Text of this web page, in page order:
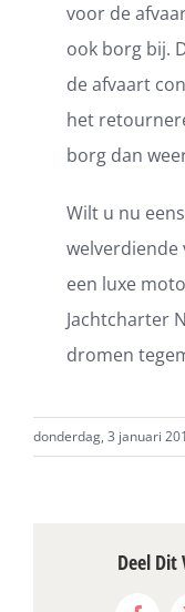
voor de
ook borg bij.
de afvaart
het
borg dan
Wilt u nu
welverdiende
een luxe
Jachtcharter
dromen
donderdag, 3 januari
Deel Dit